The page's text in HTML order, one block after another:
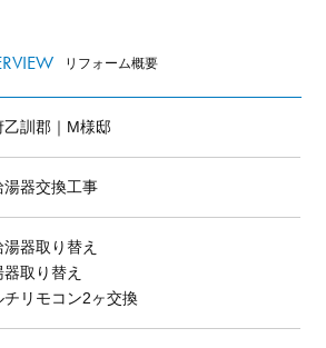
リフォーム概要
乙訓郡｜M様邸
湯器交換工事
湯器取り替え
器取り替え
チリモコン2ヶ交換